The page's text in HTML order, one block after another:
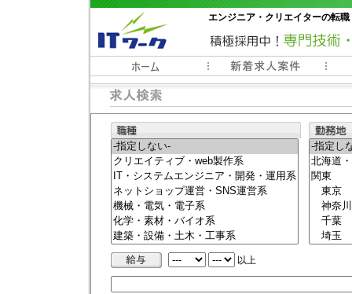
エンジニア・クリエイターの転
常時3000件以上の求人情報掲載中
以上